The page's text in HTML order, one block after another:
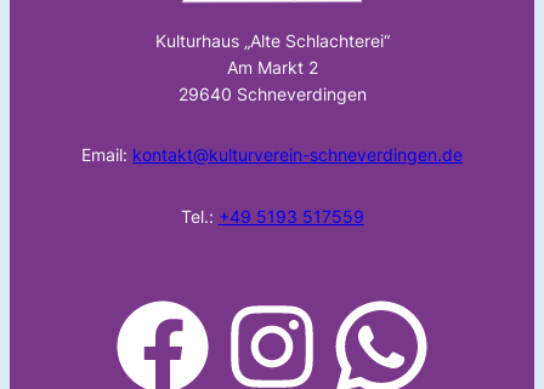
Kulturhaus „Alte Schlachterei“
Am Markt 2
29640 Schneverdingen
Email: kontakt@kulturverein-schneverdingen.de
Tel.: +49 5193 517559
facebook Instagram WhatsApp